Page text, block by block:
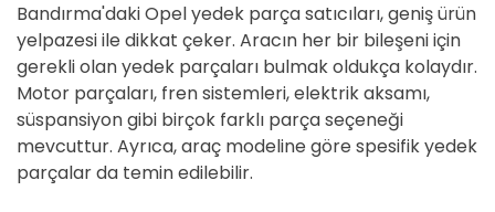
Bandırma'daki Opel yedek parça satıcıları, geniş ürün
yelpazesi ile dikkat çeker. Aracın her bir bileşeni için
gerekli olan yedek parçaları bulmak oldukça kolaydır.
Motor parçaları, fren sistemleri, elektrik aksamı,
süspansiyon gibi birçok farklı parça seçeneği
mevcuttur. Ayrıca, araç modeline göre spesifik yedek
parçalar da temin edilebilir.